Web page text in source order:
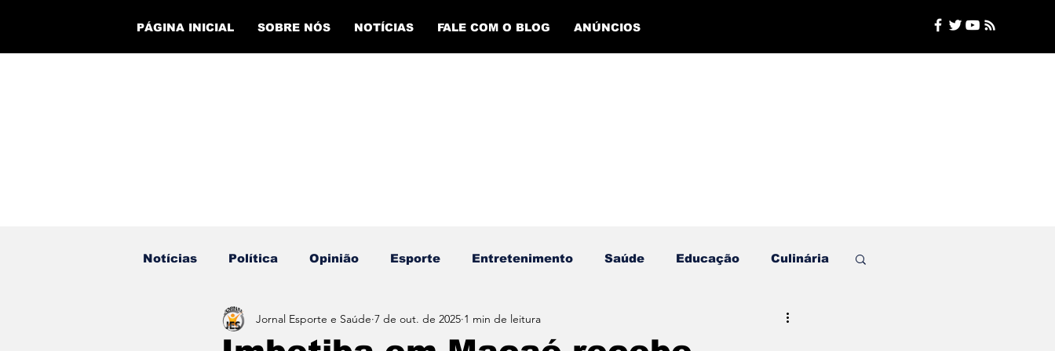
PÁGINA INICIAL SOBRE NÓS NOTÍCIAS FALE COM O BLOG ANÚNCIOS
Notícias Política Opinião Esporte Entretenimento Saúde Educação Culinária
Eventos Cursos Evento Esportivo Economia Plantão de Polícia
Jornal Esporte e Saúde 7 de out. de 2025 1 min de leitura